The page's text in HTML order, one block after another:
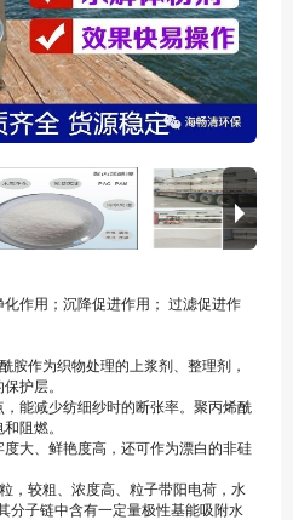
作用；沉降促进作用； 过滤促进作
胺作为织物处理的上浆剂、整理剂，
护层。
能减少纺细纱时的断张率。聚丙烯酰
阻燃。
大、鲜艳度高，还可作为漂白的非硅
，较粗、浓度高、粒子带阳电荷，水
分子链中含有一定量极性基能吸附水